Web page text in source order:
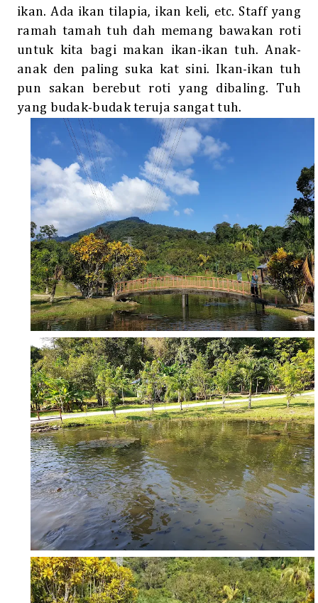
ikan. Ada ikan tilapia, ikan keli, etc. Staff yang
ramah tamah tuh dah memang bawakan roti
untuk kita bagi makan ikan-ikan tuh. Anak-
anak den paling suka kat sini. Ikan-ikan tuh
pun sakan berebut roti yang dibaling. Tuh
yang budak-budak teruja sangat tuh.